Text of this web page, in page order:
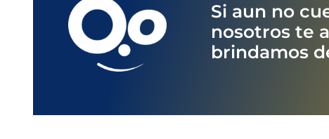
Si aun no
nosotros te
brindamos